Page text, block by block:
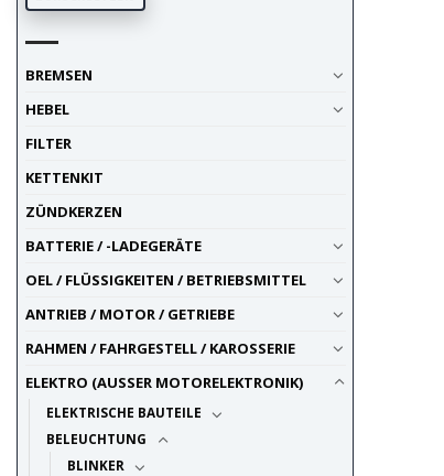
BREMSEN
HEBEL
FILTER
KETTENKIT
ZÜNDKERZEN
BATTERIE / -LADEGERÄTE
OEL / FLÜSSIGKEITEN / BETRIEBSMITTEL
ANTRIEB / MOTOR / GETRIEBE
RAHMEN / FAHRGESTELL / KAROSSERIE
ELEKTRO (AUSSER MOTORELEKTRONIK)
ELEKTRISCHE BAUTEILE
BELEUCHTUNG
BLINKER